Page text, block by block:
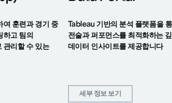
여 훈련과 경기 중
하고 팀의
관리할 수 있는
Tableau 기반의 분석 플랫폼을
전술과 퍼포먼스를 최적화하는
데이터 인사이트를 제공합니다
세부 정보 보기